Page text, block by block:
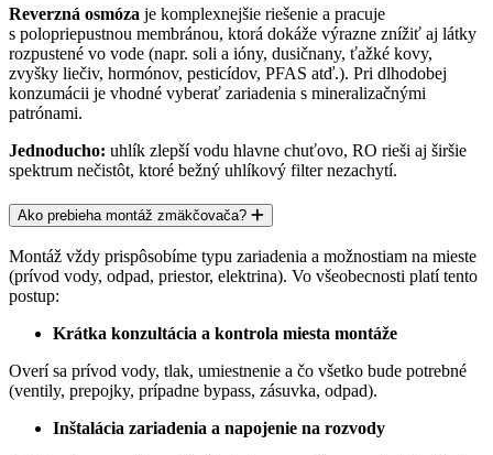
Reverzná osmóza je komplexnejšie riešenie a pracuje
s polopriepustnou membránou, ktorá dokáže výrazne znížiť aj látky
rozpustené vo vode (napr. soli a ióny, dusičnany, ťažké kovy,
zvyšky liečiv, hormónov, pesticídov, PFAS atď.). Pri dlhodobej
konzumácii je vhodné vyberať zariadenia s mineralizačnými
patrónami.
Jednoducho: uhlík zlepší vodu hlavne chuťovo, RO rieši aj širšie
spektrum nečistôt, ktoré bežný uhlíkový filter nezachytí.
Ako prebieha montáž zmäkčovača?
Montáž vždy prispôsobíme typu zariadenia a možnostiam na mieste
(prívod vody, odpad, priestor, elektrina). Vo všeobecnosti platí tento
postup:
Krátka konzultácia a kontrola miesta montáže
Overí sa prívod vody, tlak, umiestnenie a čo všetko bude potrebné
(ventily, prepojky, prípadne bypass, zásuvka, odpad).
Inštalácia zariadenia a napojenie na rozvody